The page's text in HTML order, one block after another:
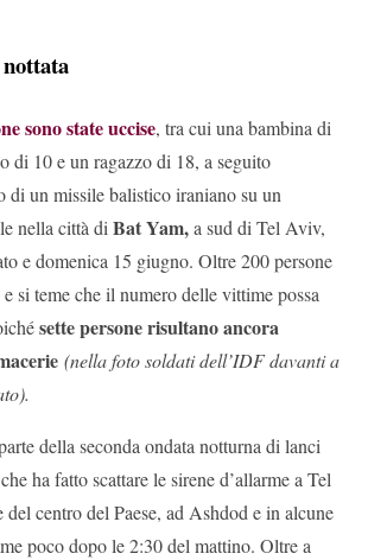
sono state uccise, tra cui una bambina di
di 10 e un ragazzo di 18, a seguito
di un missile balistico iraniano su un
nella città diBat Yam,a sud di Tel Aviv,
e domenica 15 giugno. Oltre 200 persone
si teme che il numero delle vittime possa
sette persone risultano ancora
(nella foto soldati dell’IDF davanti a
della seconda ondata notturna di lanci
ha fatto scattare le sirene d’allarme a Tel
centro del Paese, ad Ashdod e in alcune
poco dopo le 2:30 del mattino. Oltre a